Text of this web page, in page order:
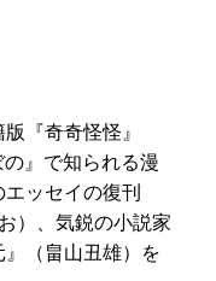
『奇奇怪怪』
の』で知られる漫
ッセイの復刊
）、気鋭の小説家
（畠山丑雄）を